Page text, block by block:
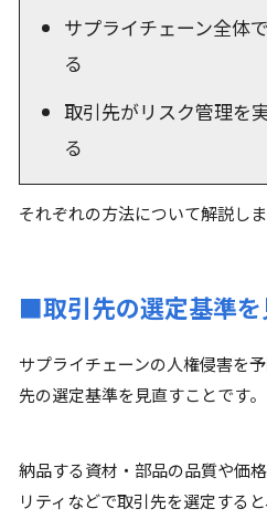
サプライチェーン全体
る
取引先がリスク管理を
る
それぞれの方法について解説しま
■取引先の選定基準を
サプライチェーンの人権侵害を
先の選定基準を見直すことです。
納品する資材・部品の品質や価
リティなどで取引先を選定する